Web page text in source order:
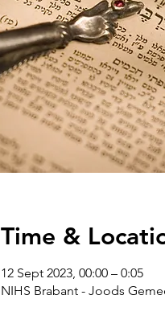
Time &
12 Sept 2023, 00:00 – 0:05
NIHS Brabant - Joods